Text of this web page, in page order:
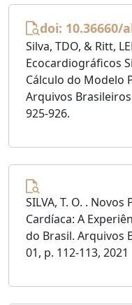
doi: 10.36660/
Silva, TDO, & Ritt,
Ecocardiográficos
Cálculo do Modelo
Arquivos
925-926.
SILVA, T. O. .
Cardíaca: A
do Brasil. Arquivos
01, p. 112-113, 2021